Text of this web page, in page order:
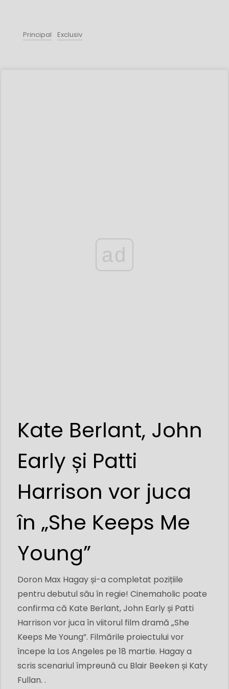
Principal Exclusiv
ad
Kate Berlant, John
Early și Patti
Harrison vor juca
în „She Keeps Me
Young”
Doron Max Hagay și-a completat pozițiile
pentru debutul său în regie! Cinemaholic poate
confirma că Kate Berlant, John Early și Patti
Harrison vor juca în viitorul film dramă „She
Keeps Me Young”. Filmările proiectului vor
începe la Los Angeles pe 18 martie. Hagay a
scris scenariul împreună cu Blair Beeken și Katy
Fullan. .